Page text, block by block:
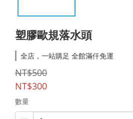
塑膠歐規落水頭
全店，一站購足 全館滿仟免運
NT$500
NT$300
數量